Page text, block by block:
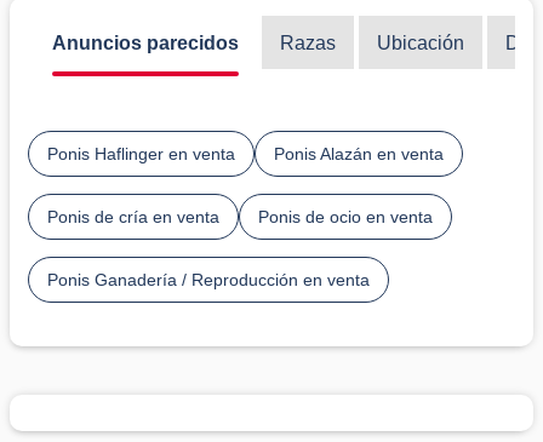
Anuncios parecidos Razas Ubicación
Ponis Haflinger en venta Ponis Alazán en venta
Ponis de cría en venta Ponis de ocio en venta
Ponis Ganadería / Reproducción en venta